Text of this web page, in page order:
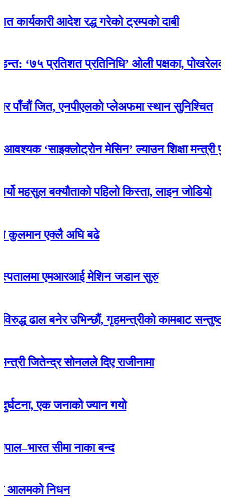
आदेश रद्ध गरेको ट्रम्पको दाबी
प्रतिशत प्रतिनिधि’ ओली पक्षका, पोखरेलको
एनपीएलकाे प्लेअफमा स्थान सुनिश्चित
मेसिन’ ल्याउन शिक्षा मन्त्री पुनले
बक्यौताको पहिलो किस्ता, लाइन जोडियो
एक्लै अघि बढे
एमआरआई मेशिन जडान सुरु
बनेर उभिन्छौं, गृहमन्त्रीको कामबाट सन्तुष्ट छैनौं-
सोनलले दिए राजीनामा
जनाकाे ज्यान गयाे
सीमा नाका बन्द
निधन